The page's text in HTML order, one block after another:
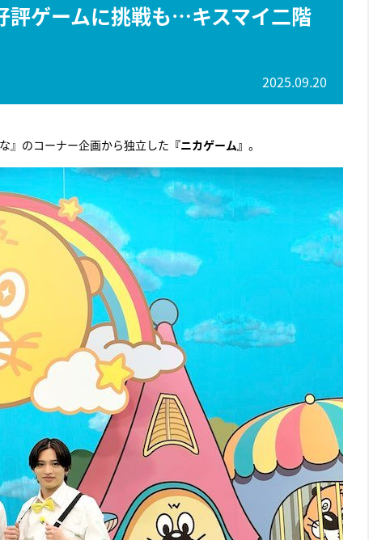
評ゲームに挑戦も…キスマイ二階
2025.09.20
』のコーナー企画から独立した 『ニカゲーム』 。